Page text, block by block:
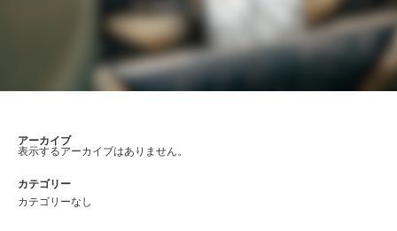
アーカイブ
表示するアーカイブはありません。
カテゴリー
カテゴリーなし